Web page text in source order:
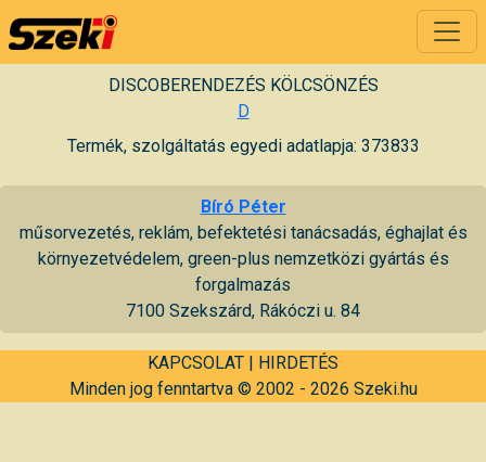
DISCOBERENDEZÉS KÖLCSÖNZÉS
D
Termék, szolgáltatás egyedi adatlapja: 373833
Bíró Péter
műsorvezetés, reklám, befektetési tanácsadás, éghajlat és
környezetvédelem, green-plus nemzetközi gyártás és
forgalmazás
7100 Szekszárd, Rákóczi u. 84
KAPCSOLAT | HIRDETÉS
Minden jog fenntartva © 2002 - 2026 Szeki.hu